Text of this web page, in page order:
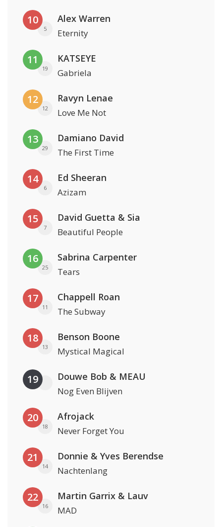
10
5
Alex Warren
Eternity
11
19
KATSEYE
Gabriela
12
12
Ravyn Lenae
Love Me Not
13
29
Damiano David
The First Time
14
6
Ed Sheeran
Azizam
15
7
David Guetta & Sia
Beautiful People
16
25
Sabrina Carpenter
Tears
17
11
Chappell Roan
The Subway
18
13
Benson Boone
Mystical Magical
19 Douwe Bob & MEAU
Nog Even Blijven
20
18
Afrojack
Never Forget You
21
14
Donnie & Yves Berendse
Nachtenlang
22
16
Martin Garrix & Lauv
MAD